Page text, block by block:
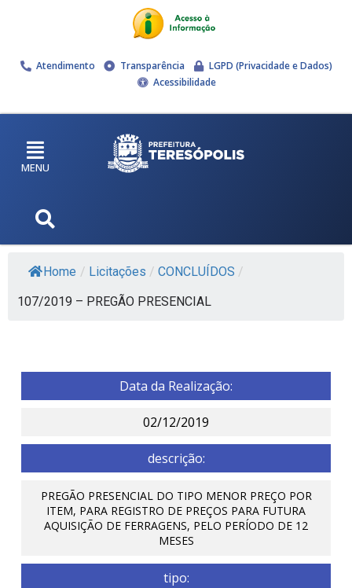
Atendimento Transparência
LGPD (Privacidade e Dados)
Acessibilidade
MENU
Home / Licitações / CONCLUÍDOS /
107/2019 – PREGÃO PRESENCIAL
Data da Realização:
02/12/2019
descrição:
PREGÃO PRESENCIAL DO TIPO MENOR PREÇO POR
ITEM, PARA REGISTRO DE PREÇOS PARA FUTURA
AQUISIÇÃO DE FERRAGENS, PELO PERÍODO DE 12
MESES
tipo: